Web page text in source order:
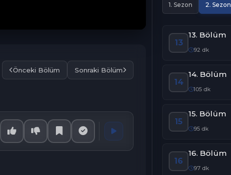
Önceki Bölüm Sonraki Bölüm
1. Sezon 2. Sezon
13
13. Bölüm
92 dk
14
14. Bölüm
105 dk
15
15. Bölüm
95 dk
16
16. Bölüm
97 dk